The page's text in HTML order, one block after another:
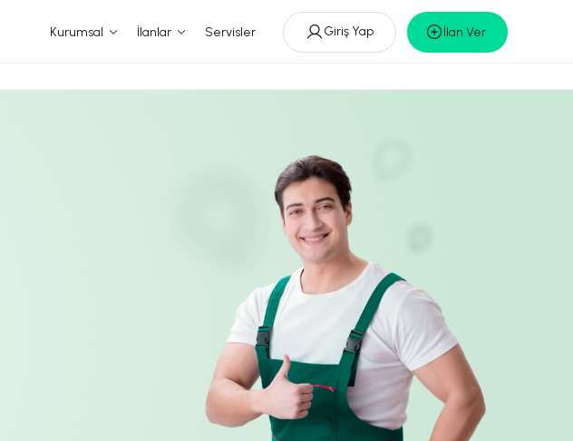
Kurumsal İlanlar Servisler Giriş Yap İlan Ver